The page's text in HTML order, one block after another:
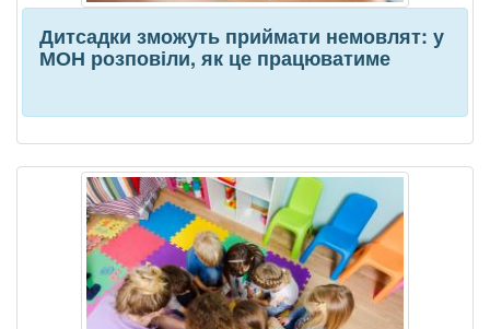
Дитсадки зможуть приймати немовлят: у
МОН розповіли, як це працюватиме